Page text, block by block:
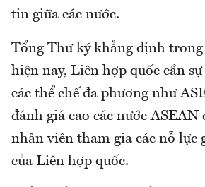
tin giữa các nước.
Tổng Thư ký khẳng định trong
hiện nay, Liên hợp quốc cần
các thể chế đa phương như
đánh giá cao các nước ASEAN
nhân viên tham gia các nỗ lực
của Liên hợp quốc.